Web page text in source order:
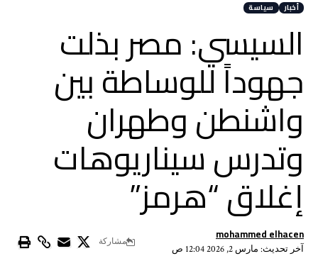
أخبار سياسة
السيسي: مصر بذلت
جهوداً للوساطة بين
واشنطن وطهران
وتدرس سيناريوهات
إغلاق “هرمز”
آخر تحديث: مارس 2, 2026 12:04 ص
mohammed elhacen مشاركة